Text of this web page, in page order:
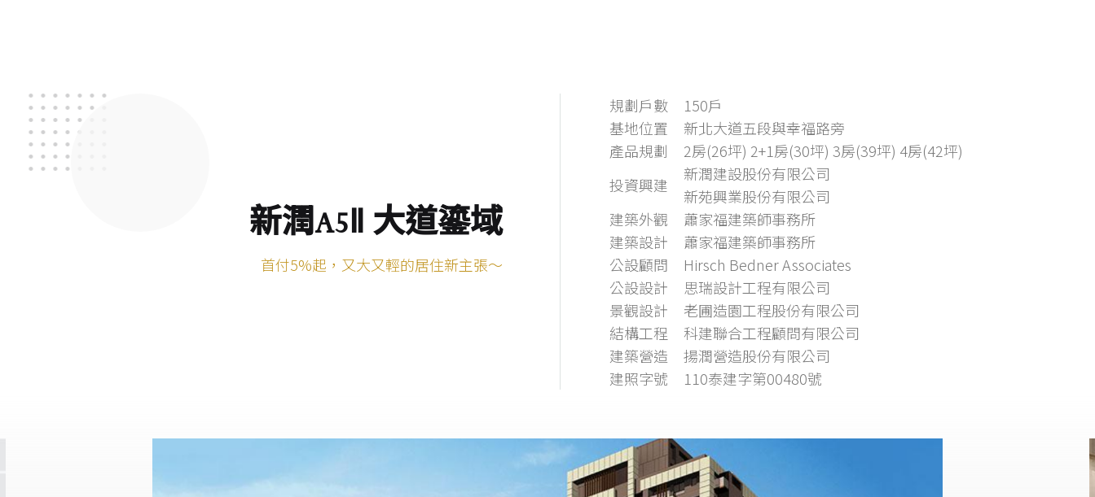
新潤A5Ⅱ 大道鎏域
首付5%起，又大又輕的居住新主張～
規劃戶數
150戶
基地位置
新北大道五段與幸福路旁
產品規劃
2房(26坪) 2+1房(30坪) 3房(39坪) 4房(42坪)
投資興建
新潤建設股份有限公司
新苑興業股份有限公司
建築外觀
蕭家福建築師事務所
建築設計
蕭家福建築師事務所
公設顧問
Hirsch Bedner Associates
公設設計
思瑞設計工程有限公司
景觀設計
老圃造園工程股份有限公司
結構工程
科建聯合工程顧問有限公司
建築營造
揚潤營造股份有限公司
建照字號
110泰建字第00480號